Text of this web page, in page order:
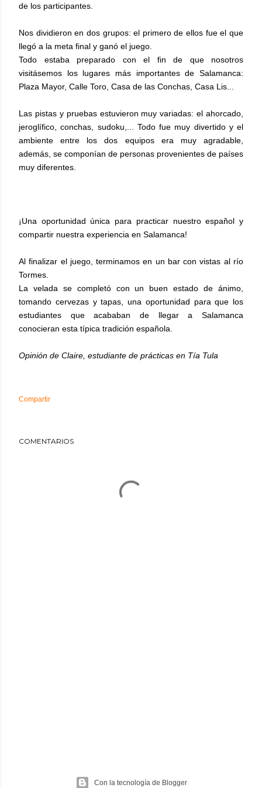
de los participantes.
Nos dividieron en dos grupos: el primero de ellos fue el que
llegó a la meta final y ganó el juego.
Todo estaba preparado con el fin de que nosotros
visitásemos los lugares más importantes de Salamanca:
Plaza Mayor, Calle Toro, Casa de las Conchas, Casa Lis...
Las pistas y pruebas estuvieron muy variadas: el ahorcado,
jeroglífico, conchas, sudoku,... Todo fue muy divertido y el
ambiente entre los dos equipos era muy agradable,
además, se componían de personas provenientes de países
muy diferentes.
¡Una oportunidad única para practicar nuestro español y
compartir nuestra experiencia en Salamanca!
Al finalizar el juego, terminamos en un bar con vistas al río
Tormes.
La velada se completó con un buen estado de ánimo,
tomando cervezas y tapas, una oportunidad para que los
estudiantes que acababan de llegar a Salamanca
conocieran esta típica tradición española.
Opinión de Claire, estudiante de prácticas en Tía Tula
Compartir
COMENTARIOS
Con la tecnología de Blogger